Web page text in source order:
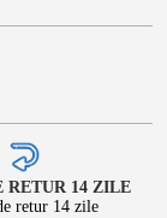
RETUR 14 ZILE
retur 14 zile